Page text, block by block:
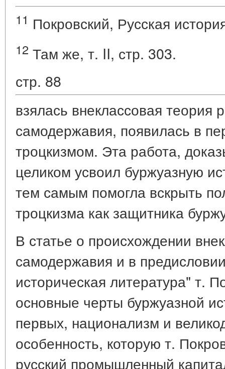
11 Покровский, Русская
12 Там же, т. II, стр. 303.
стр. 88
взялась внеклассовая теория
самодержавия, появилась в
троцкизмом. Эта работа,
целиком усвоил буржуазную
тем самым помогла вскрыть
троцкизма как защитника
В статье о происхождении
самодержавия и в
историческая литература" т.
основные черты буржуазной
первых, национализм и
особенность, которую т.
русский промышленный